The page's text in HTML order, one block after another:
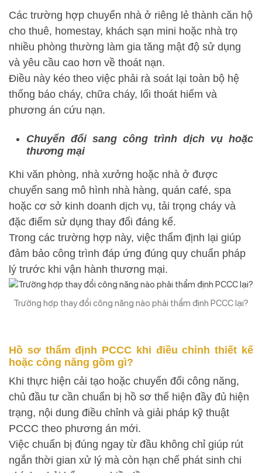
Các trường hợp chuyển nhà ở riêng lẻ thành căn hộ
cho thuê, homestay, khách sạn mini hoặc nhà trọ
nhiều phòng thường làm gia tăng mật độ sử dụng
và yêu cầu cao hơn về thoát nạn.
Điều này kéo theo việc phải rà soát lại toàn bộ hệ
thống báo cháy, chữa cháy, lối thoát hiểm và
phương án cứu nạn.
Chuyển đổi sang công trình dịch vụ hoặc
thương mại
Khi văn phòng, nhà xưởng hoặc nhà ở được
chuyển sang mô hình nhà hàng, quán café, spa
hoặc cơ sở kinh doanh dịch vụ, tải trọng cháy và
đặc điểm sử dụng thay đổi đáng kể.
Trong các trường hợp này, việc thẩm định lại giúp
đảm bảo công trình đáp ứng đúng quy chuẩn pháp
lý trước khi vận hành thương mại.
Trường hợp thay đổi công năng nào phải thẩm định PCCC lại?
Hồ sơ thẩm định PCCC khi điều chỉnh thiết kế
hoặc công năng gồm gì?
Khi thực hiện cải tạo hoặc chuyển đổi công năng,
chủ đầu tư cần chuẩn bị hồ sơ thể hiện đầy đủ hiện
trạng, nội dung điều chỉnh và giải pháp kỹ thuật
PCCC theo phương án mới.
Việc chuẩn bị đúng ngay từ đầu không chỉ giúp rút
ngắn thời gian xử lý mà còn hạn chế phát sinh chi